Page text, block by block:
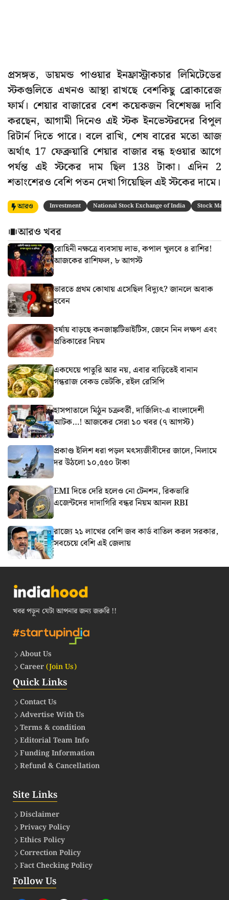
প্রসঙ্গত, ডায়মন্ড পাওয়ার ইনফ্রাস্ট্রাকচার লিমিটেডের
স্টকগুলিতে এখনও আস্থা রাখছে বেশকিছু ব্রোকারেজ
ফার্ম। শেয়ার বাজারের বেশ কয়েকজন বিশেষজ্ঞ দাবি
করছেন, আগামী দিনেও এই স্টক ইনভেস্টরদের বিপুল
রিটার্ন দিতে পারে। বলে রাখি, শেষ বারের মতো আজ
অর্থাৎ 17 ফেব্রুয়ারি শেয়ার বাজার বন্ধ হওয়ার আগে
পর্যন্ত এই স্টকের দাম ছিল 138 টাকা। এদিন 2
শতাংশেরও বেশি পতন দেখা গিয়েছিল এই স্টকের দামে।
আরও Investment National Stock Exchange of India Stock
আরও খবর
রোহিনী নক্ষত্রে ব্যবসায় লাভ, কপাল খুলবে ৪ রাশির!
আজকের রাশিফল, ৮ আগস্ট
ভারতে প্রথম কোথায় এসেছিল বিদ্যুৎ? জানলে অবাক
হবেন
বর্ষায় বাড়ছে কনজাঙ্কটিভাইটিস, জেনে নিন লক্ষণ এবং
প্রতিকারের নিয়ম
একঘেয়ে পাতুরি আর নয়, এবার বাড়িতেই বানান
গন্ধরাজ বেকড ভেটকি, রইল রেসিপি
হাসপাতালে মিঠুন চক্রবর্তী, দার্জিলিং-এ বাংলাদেশী
আটক…! আজকের সেরা ১০ খবর (৭ আগস্ট)
প্রকাণ্ড ইলিশ ধরা পড়ল মৎস্যজীবীদের জালে, নিলামে
দর উঠলো ১০,৫৫০ টাকা
EMI দিতে দেরি হলেও নো টেনশন, রিকভারি
এজেন্টদের দাদাগিরি বন্ধর নিয়ম আনল RBI
রাজ্যে ২১ লাখের বেশি জব কার্ড বাতিল করল সরকার,
সবচেয়ে বেশি এই জেলায়
খবর পড়ুন যেটা আপনার জন্য জরুরি !!
About Us
Career(Join Us)
Quick Links
Contact Us
Advertise With Us
Terms & condition
Editorial Team Info
Funding Information
Refund & Cancellation
Site Links
Disclaimer
Privacy Policy
Ethics Policy
Correction Policy
Fact Checking Policy
Follow Us